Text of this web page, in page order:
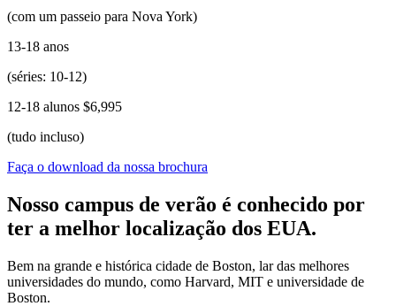
(com um passeio para Nova York)
13-18 anos
(séries: 10-12)
12-18 alunos $6,995
(tudo incluso)
Faça o download da nossa brochura
Nosso campus de verão é conhecido por
ter a melhor localização dos EUA.
Bem na grande e histórica cidade de Boston, lar das melhores
universidades do mundo, como Harvard, MIT e universidade de
Boston.